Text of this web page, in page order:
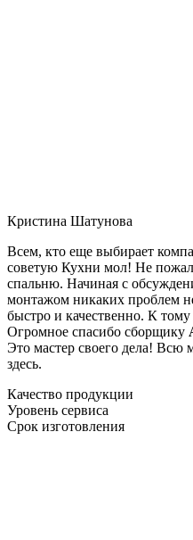
Кристина Шатунова
Всем, кто еще выбирает
советую Кухни мол! Не
спальню. Начиная с
монтажом никаких проблем
быстро и качественно. К
Огромное спасибо сборщику
Это мастер своего дела! Всю
здесь.
Качество продукции
Уровень сервиса
Срок изготовления